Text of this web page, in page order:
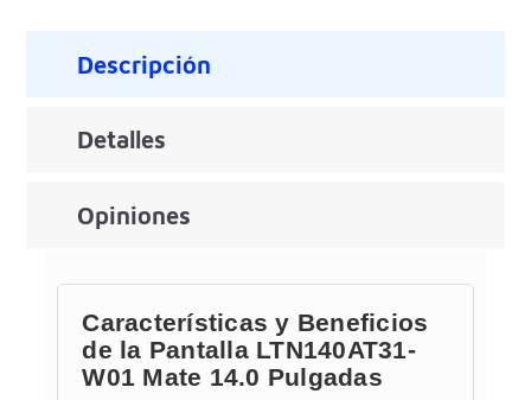
Descripción
Detalles
Opiniones
Características y Beneficios
de la Pantalla LTN140AT31-
W01 Mate 14.0 Pulgadas